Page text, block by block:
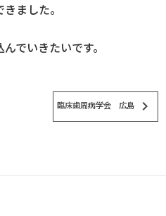
ました。
でいきたいです。
臨床歯周病学会 広島 keyboard_arrow_right